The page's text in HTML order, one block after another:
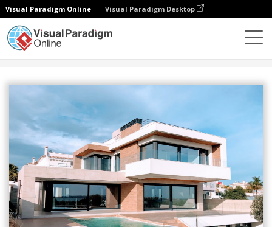
Visual Paradigm Online Visual Paradigm Desktop